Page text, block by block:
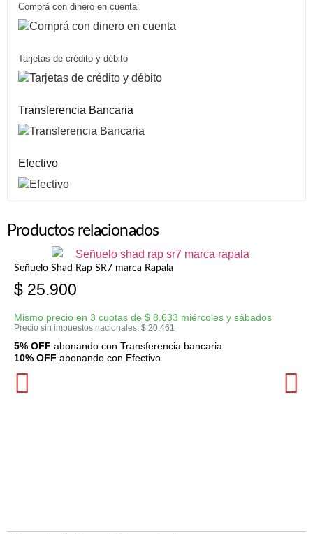
Comprá con dinero en cuenta
Tarjetas de crédito y débito
Transferencia Bancaria
Efectivo
Productos relacionados
Señuelo Shad Rap SR7 marca Rapala
$ 25.900
Mismo precio en 3 cuotas de $ 8.633 miércoles y sábados
Precio sin impuestos nacionales: $ 20.461
5% OFF abonando con Transferencia bancaria
10% OFF abonando con Efectivo